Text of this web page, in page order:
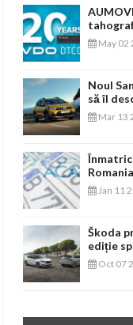
May 02
Noul
să îl
Mar 13
Jan 11
Škoda
ediție
Oct 07